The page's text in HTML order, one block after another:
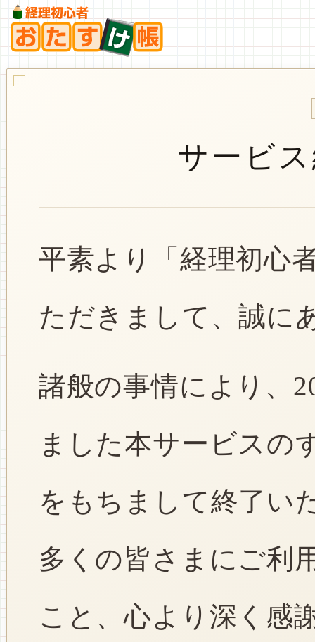
サービ
平素より「経理初心
ただきまして、誠に
諸般の事情により、
ました本サービスの
をもちまして終了い
多くの皆さまにご利
こと、心より深く感